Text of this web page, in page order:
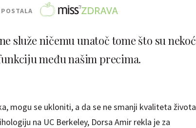
služe ničemu unatoč tome što su nekoć
među našim precima.
mogu se ukloniti, a da se ne smanji kvaliteta života
na UC Berkeley, Dorsa Amir rekla je za